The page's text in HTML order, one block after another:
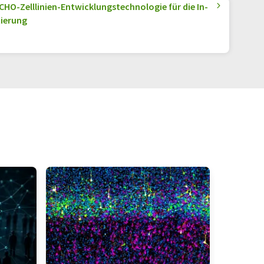
Zelllinien-Entwicklungstechnologie für die In-